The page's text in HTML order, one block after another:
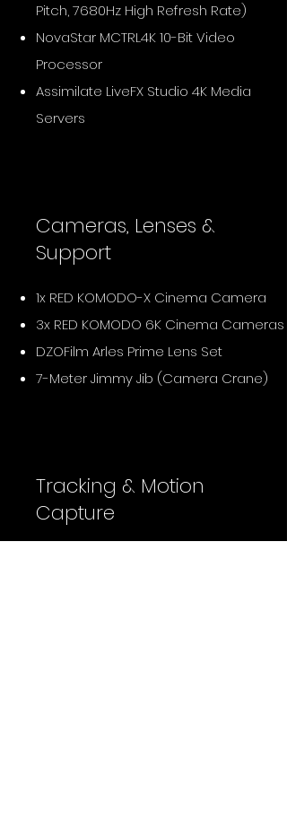
Pitch, 7680Hz High Refresh Rate)
NovaStar MCTRL4K 10-Bit Video
Processor
Assimilate LiveFX Studio 4K Media
Servers
Cameras, Lenses &
Support
1x RED KOMODO-X Cinema Camera
3x RED KOMODO 6K Cinema Cameras
DZOFilm Arles Prime Lens Set
7-Meter Jimmy Jib (Camera Crane)
Tracking & Motion
Capture